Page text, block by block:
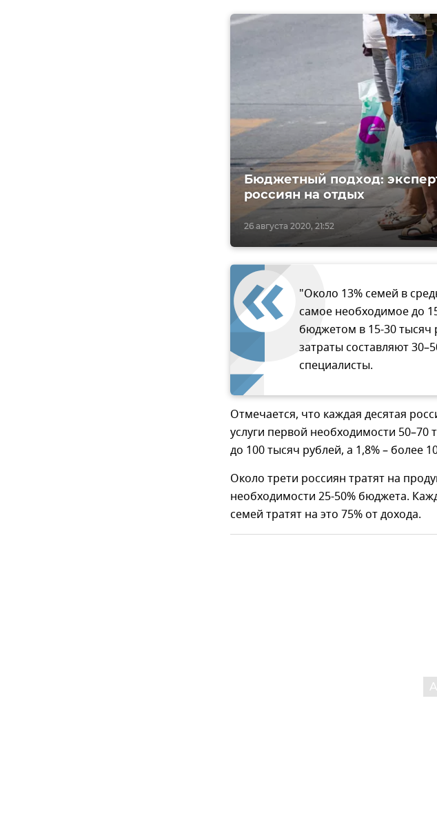
26 августа 2020, 21:52
Бюджетный подход:
россиян на отдых
"Около 13% семей в
самое необходимое до
бюджетом в 15-30 тысяч
затраты составляют
специалисты.
Отмечается, что каждая десятая
услуги первой необходимости 50–70
до 100 тысяч рублей, а 1,8% – более
Около трети россиян тратят на
необходимости 25-50% бюджета.
семей тратят на это 75% от дохода.